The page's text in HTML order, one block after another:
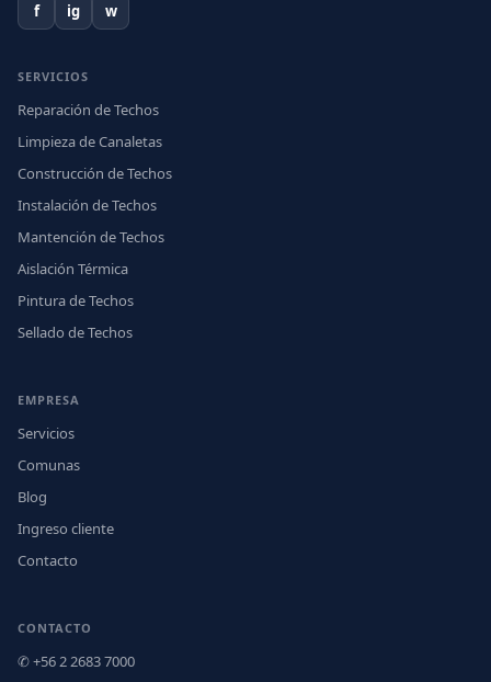
f ig w
SERVICIOS
Reparación de Techos
Limpieza de Canaletas
Construcción de Techos
Instalación de Techos
Mantención de Techos
Aislación Térmica
Pintura de Techos
Sellado de Techos
EMPRESA
Servicios
Comunas
Blog
Ingreso cliente
Contacto
CONTACTO
✆ +56 2 2683 7000